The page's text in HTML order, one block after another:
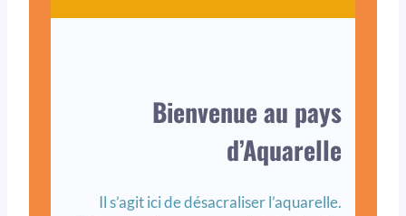
Bienvenue au pays
d’Aquarelle
Il s’agit ici de désacraliser l’aquarelle.